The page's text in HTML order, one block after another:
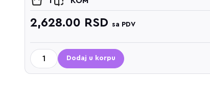
2,628.00 RSD sa PDV
Dodaj u korpu